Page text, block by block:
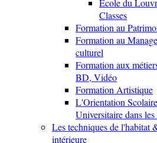
Ecole du
Classes
Formation au
Formation au
culturel
Formation aux
BD, Vidéo
Formation Artistique
L'Orientation
Universitaire dans
Les techniques de l'habitat
intérieure